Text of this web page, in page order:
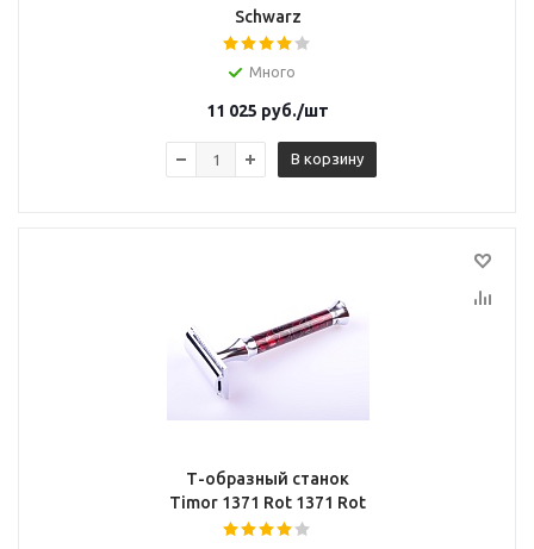
Schwarz
Много
11 025 руб./шт
В корзину
Т-образный станок
Timor 1371 Rot 1371 Rot